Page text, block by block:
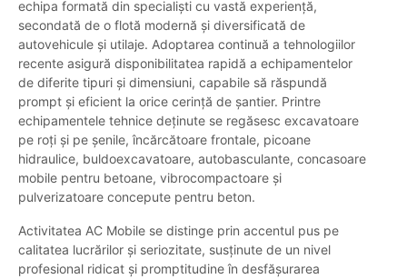
echipa formată din specialiști cu vastă experiență,
secondată de o flotă modernă și diversificată de
autovehicule și utilaje. Adoptarea continuă a tehnologiilor
recente asigură disponibilitatea rapidă a echipamentelor
de diferite tipuri și dimensiuni, capabile să răspundă
prompt și eficient la orice cerință de șantier. Printre
echipamentele tehnice deținute se regăsesc excavatoare
pe roți și pe șenile, încărcătoare frontale, picoane
hidraulice, buldoexcavatoare, autobasculante, concasoare
mobile pentru betoane, vibrocompactoare și
pulverizatoare concepute pentru beton.
Activitatea AC Mobile se distinge prin accentul pus pe
calitatea lucrărilor și seriozitate, susținute de un nivel
profesional ridicat și promptitudine în desfășurarea